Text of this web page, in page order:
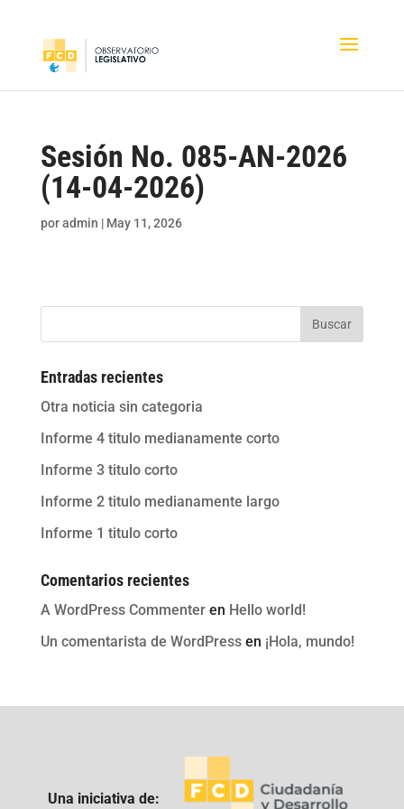
Sesión No. 085-AN-2026
(14-04-2026)
poradmin | May 11, 2026
Buscar
Entradas recientes
Otra noticia sin categoria
Informe 4 titulo medianamente corto
Informe 3 titulo corto
Informe 2 titulo medianamente largo
Informe 1 titulo corto
Comentarios recientes
A WordPress Commenteren Hello world!
Un comentarista de WordPressen ¡Hola, mundo!
Una iniciativa de: